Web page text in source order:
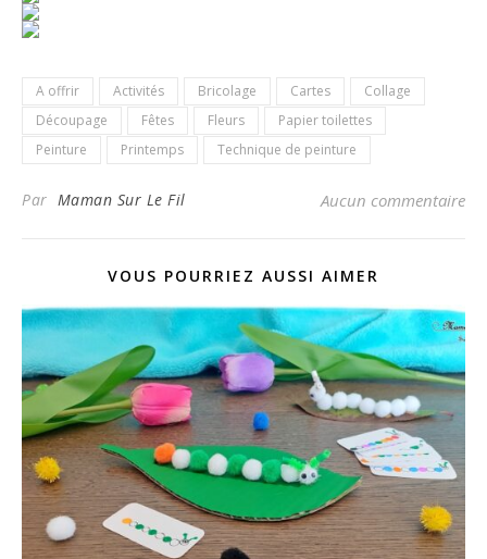
A offrir Activités Bricolage Cartes
Collage
Découpage
Fêtes Fleurs
Papier toilettes
Peinture
Printemps Technique de peinture
Par Maman Sur Le Fil Aucun commentaire
VOUS POURRIEZ AUSSI AIMER